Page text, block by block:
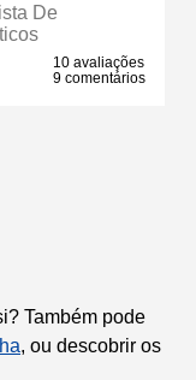
De
10 avaliações
9 comentários
Também pode
, ou descobrir os